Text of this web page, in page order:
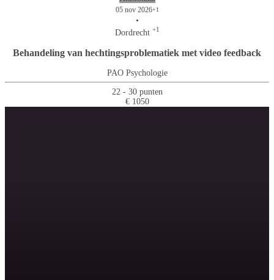
05 nov 2026+1
•
Dordrecht +1
Behandeling van hechtingsproblematiek met video feedback
PAO Psychologie
22 - 30 punten
€ 1050